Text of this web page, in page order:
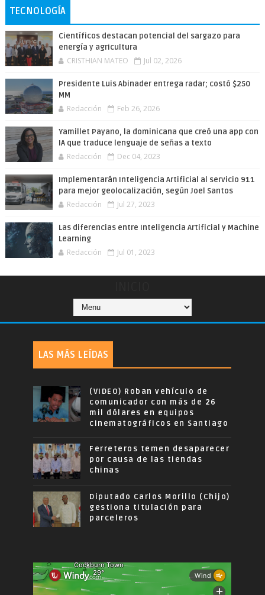
TECNOLOGÍA
Científicos destacan potencial del sargazo para
energía y agricultura
CRISTHIAN MATEO Jul 02, 2026
Presidente Luis Abinader entrega radar; costó $250
MM
Redacción Feb 26, 2026
Yamillet Payano, la dominicana que creó una app con
IA que traduce lenguaje de señas a texto
Redacción Dec 04, 2023
Implementarán Inteligencia Artificial al servicio 911
para mejor geolocalización, según Joel Santos
Redacción Jul 27, 2023
Las diferencias entre Inteligencia Artificial y Machine
Learning
Redacción Jul 01, 2023
LAS MÁS LEÍDAS
(VIDEO) Roban vehículo de
comunicador con más de 26
mil dólares en equipos
cinematográficos en Santiago
Ferreteros temen desaparecer
por causa de las tiendas
chinas
Diputado Carlos Morillo (Chijo)
gestiona titulación para
parceleros